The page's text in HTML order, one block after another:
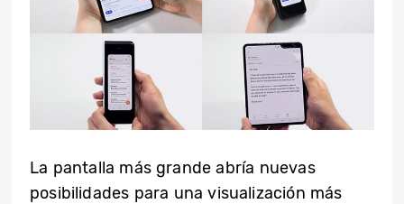
La pantalla más grande abría nuevas
posibilidades para una visualización más